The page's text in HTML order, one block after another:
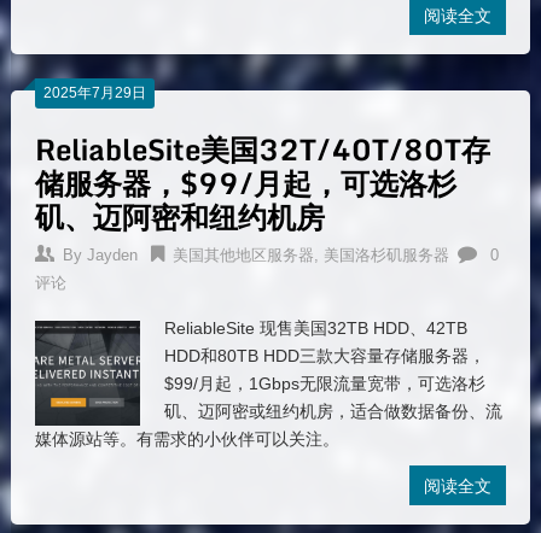
阅读全文
2025年7月29日
ReliableSite美国32T/40T/80T存
储服务器，$99/月起，可选洛杉
矶、迈阿密和纽约机房
By Jayden 美国其他地区服务器, 美国洛杉矶服务器
0
评论
ReliableSite 现售美国32TB HDD、42TB
HDD和80TB HDD三款大容量存储服务器，
$99/月起，1Gbps无限流量宽带，可选洛杉
矶、迈阿密或纽约机房，适合做数据备份、流
媒体源站等。有需求的小伙伴可以关注。
阅读全文